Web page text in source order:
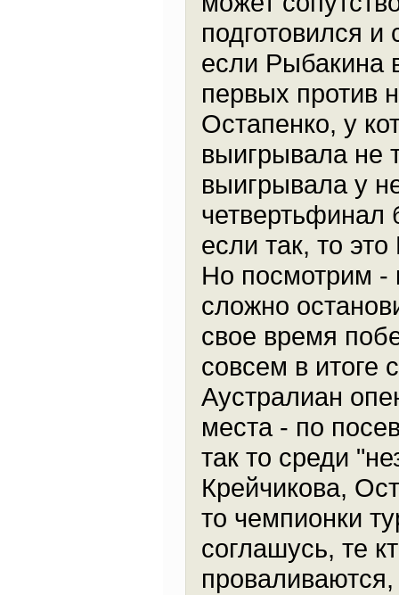
подготовился и
если Рыбакина
первых против
Остапенко, у
выигрывала не
выигрывала у
четвертьфинал
если так, то
Но посмотрим -
сложно
свое время
совсем в итоге
Аустралиан
места - по
так то среди
Крейчикова,
то чемпионки
соглашусь, те
проваливаются,